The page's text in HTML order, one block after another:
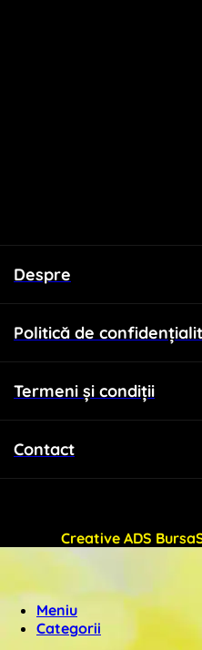
Despre
Politică de
Termeni și condiții
Contact
Creative ADS
Meniu
Categorii